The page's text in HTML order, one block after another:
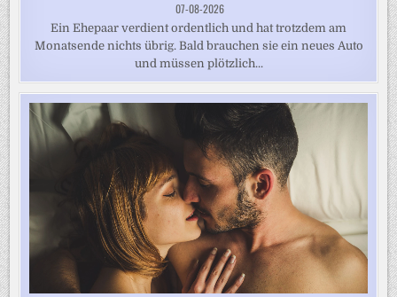
07-08-2026
Ein Ehepaar verdient ordentlich und hat trotzdem am
Monatsende nichts übrig. Bald brauchen sie ein neues Auto
und müssen plötzlich...